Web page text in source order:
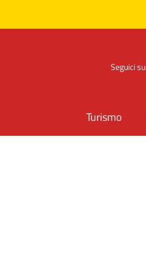
Seguici su
Turismo